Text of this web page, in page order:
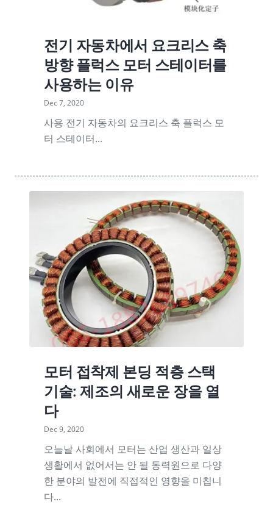
전기 자동차에서 요크리스 축
방향 플럭스 모터 스테이터를
사용하는 이유
Dec 7, 2020
사용 전기 자동차의 요크리스 축 플럭스 모
터 스테이터...
모터 접착제 본딩 적층 스택
기술: 제조의 새로운 장을 열
다
Dec 9, 2020
오늘날 사회에서 모터는 산업 생산과 일상
생활에서 없어서는 안 될 동력원으로 다양
한 분야의 발전에 직접적인 영향을 미칩니
다...